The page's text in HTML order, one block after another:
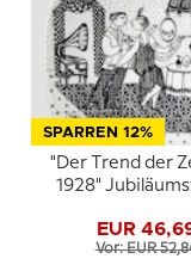
SPARREN 12%
"Der Trend der
1928"
Jubiläum
EUR
Vor: EUR